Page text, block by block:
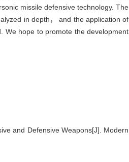
missile defensive technology. The
in depth， and the application of
We hope to promote the development
and Defensive Weapons[J]. Modern